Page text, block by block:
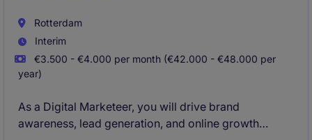
Rotterdam
Interim
€3.500 - €4.000 per month (€42.000 - €48.000 per
year)
As a Digital Marketeer, you will drive brand
awareness, lead generation, and online growth